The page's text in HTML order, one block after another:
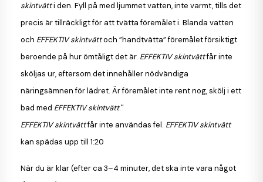
skintvätti den. Fyll på med ljummet vatten, inte varmt, tills det
precis är tillräckligt för att tvätta föremålet i. Blanda vatten
och EFFEKTIV skintvättoch ”handtvätta” föremålet försiktigt
beroende på hur ömtåligt det är. EFFEKTIV skintvättfår inte
sköljas ur, eftersom det innehåller nödvändiga
näringsämnen för lädret. Är föremålet inte rent nog, skölj i ett
bad med EFFEKTIV skintvätt."
EFFEKTIV skintvättfår inte användas fel. EFFEKTIV skintvätt
kan spädas upp till 1:20
När du är klar (efter ca 3–4 minuter, det ska inte vara något